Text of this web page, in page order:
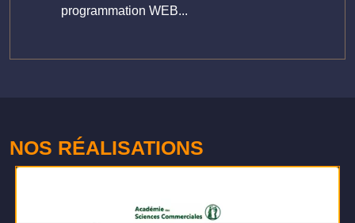
programmation WEB...
NOS RÉALISATIONS